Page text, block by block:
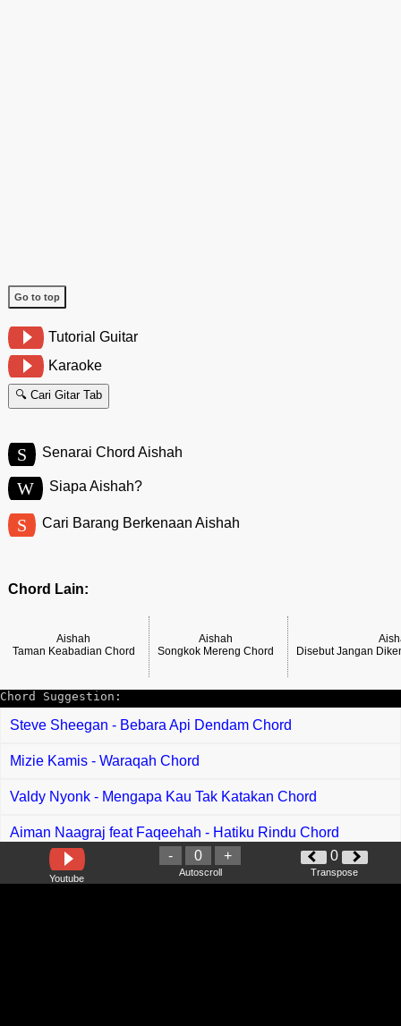
Go to top
Tutorial Guitar
Karaoke
🔍 Cari Gitar Tab
S Senarai Chord Aishah
W Siapa Aishah?
S Cari Barang Berkenaan Aishah
Chord Lain:
Aishah
Taman Keabadian Chord
Aishah
Songkok Mereng Chord
Disebut Jangan
Chord Suggestion:
Steve Sheegan - Bebara Api Dendam Chord
Mizie Kamis - Waraqah Chord
Valdy Nyonk - Mengapa Kau Tak Katakan Chord
Aiman Naagraj feat Faqeehah - Hatiku Rindu Chord
Ais - Mimpi Chord
Youtube
- 0 +
Autoscroll
0
Transpose